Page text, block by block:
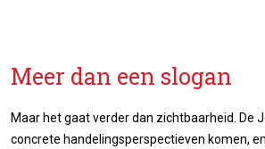
Meer dan een slogan
Maar het gaat verder dan zichtbaarheid. De
concrete handelingsperspectieven komen,